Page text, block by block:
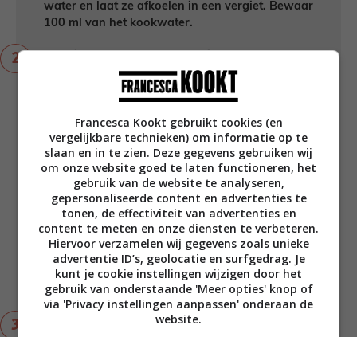
water en laat ze afkoelen in een vergiet. Bewaar
100 ml van het kookwater.
of beter nog in een teil. Voeg het zout toe en
meng erdoor met een vork. Maak een kuil in het
azijn en het water in. Meng alles goed door
elkaar met je vingers door beetje bij beetje de
bloem van de buitenkant naar het midden te
trekken. Als alles goed gemengd is, stort je het
deeg op een schoon werkvlak. Kneed het een
aantal minuten goed door tot een mooie bal en
verdeel deze daarna in drie gelijke balletjes.
Bebloem je werkvlak, leg de deegballetjes
daarop en dek af met een schone keukendoek.
Laat minimaal een half uur rusten terwijl je de
vulling gaat maken.
Verhit een grote braadpan en fruit de uien 10
Francesca Kookt gebruikt cookies (en
vergelijkbare technieken) om informatie op te
slaan en in te zien. Deze gegevens gebruiken wij
om onze website goed te laten functioneren, het
gebruik van de website te analyseren,
gepersonaliseerde content en advertenties te
tonen, de effectiviteit van advertenties en
content te meten en onze diensten te verbeteren.
Hiervoor verzamelen wij gegevens zoals unieke
advertentie ID’s, geolocatie en surfgedrag. Je
kunt je cookie instellingen wijzigen door het
gebruik van onderstaande 'Meer opties' knop of
via 'Privacy instellingen aanpassen' onderaan de
website.